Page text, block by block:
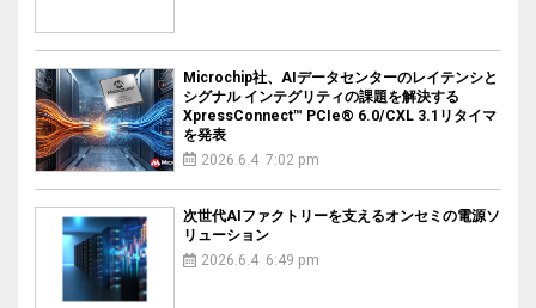
Microchip社、AIデータセンターのレイテンシと
シグナル インテグリティの課題を解決する
XpressConnect™ PCIe® 6.0/CXL 3.1リタイマ
を発表
2026.6.4 7:02 pm
次世代AIファクトリーを支えるオンセミの電源ソ
リューション
2026.6.4 6:49 pm